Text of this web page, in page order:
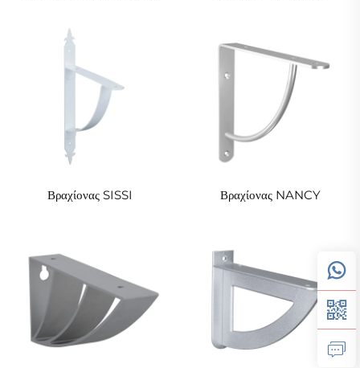
Βραχίονας SISSI Βραχίονας NANCY